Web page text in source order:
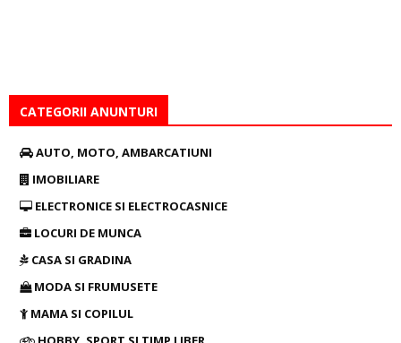
CATEGORII ANUNTURI
AUTO, MOTO, AMBARCATIUNI
IMOBILIARE
ELECTRONICE SI ELECTROCASNICE
LOCURI DE MUNCA
CASA SI GRADINA
MODA SI FRUMUSETE
MAMA SI COPILUL